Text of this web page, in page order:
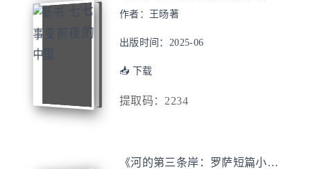
作者：王旸著
出版时间：2025-06
📥 下载
提取码：2234
《河的第三条岸：罗萨短篇小说精选集》